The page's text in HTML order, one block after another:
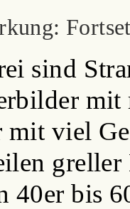
sind
mit
mit viel
greller
40er bis